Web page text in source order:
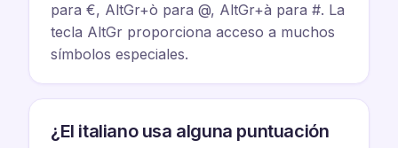
para €, AltGr+ò para @, AltGr+à para #. La
tecla AltGr proporciona acceso a muchos
símbolos especiales.
¿El italiano usa alguna puntuación